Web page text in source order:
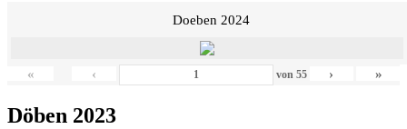
Doeben 2024
« ‹ von 55 › »
Döben 2023